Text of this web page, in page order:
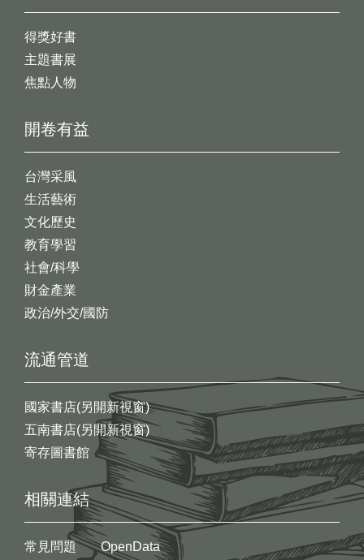
開卷有益
台灣采風
生活藝術
文化歷史
教育學習
社會/科學
財金產業
政治/外交/國防
得獎好書
主題書展
焦點人物
流通管道
國家書店(另開新視窗)
五南書店(另開新視窗)
寄存圖書館
相關連結
常見問題
OpenData